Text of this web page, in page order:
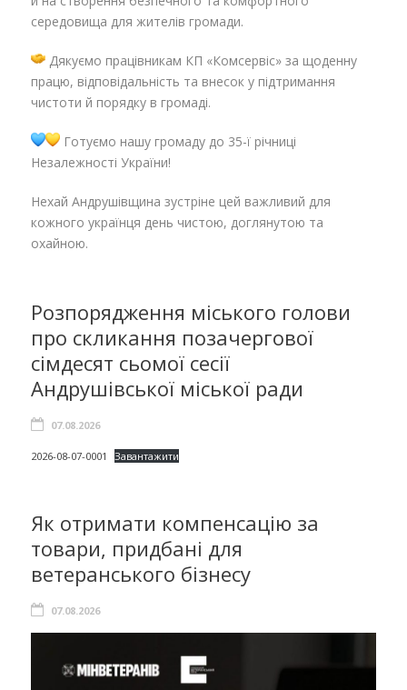
середовища для жителів громади.
Дякуємо працівникам КП «Комсервіс» за щоденну
працю, відповідальність та внесок у підтримання
чистоти й порядку в громаді.
Готуємо нашу громаду до 35-ї річниці
Незалежності України!
Нехай Андрушівщина зустріне цей важливий для
кожного українця день чистою, доглянутою та
охайною.
Розпорядження міського голови
про скликання позачергової
сімдесят сьомої сесії
Андрушівської міської ради
07.08.2026
2026-08-07-0001 Завантажити
Як отримати компенсацію за
товари, придбані для
ветеранського бізнесу
07.08.2026